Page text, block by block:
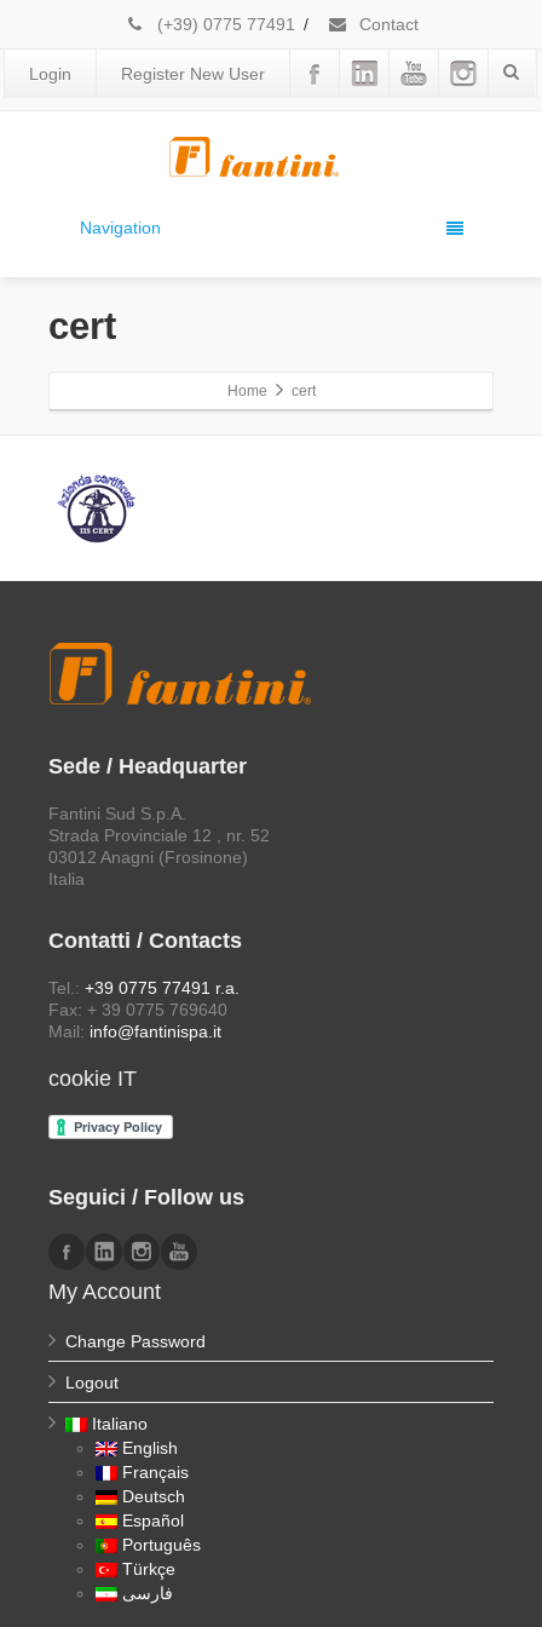
(+39) 0775 77491 / Contact
Login Register New User
Navigation
cert
Home cert
Sede / Headquarter
Fantini Sud S.p.A.
Strada Provinciale 12 , nr. 52
03012 Anagni (Frosinone)
Italia
Contatti / Contacts
Tel.: +39 0775 77491 r.a.
Fax: + 39 0775 769640
Mail: info@fantinispa.it
cookie IT
Seguici / Follow us
My Account
Change Password
Logout
Italiano
English
Français
Deutsch
Español
Português
Türkçe
فارسی